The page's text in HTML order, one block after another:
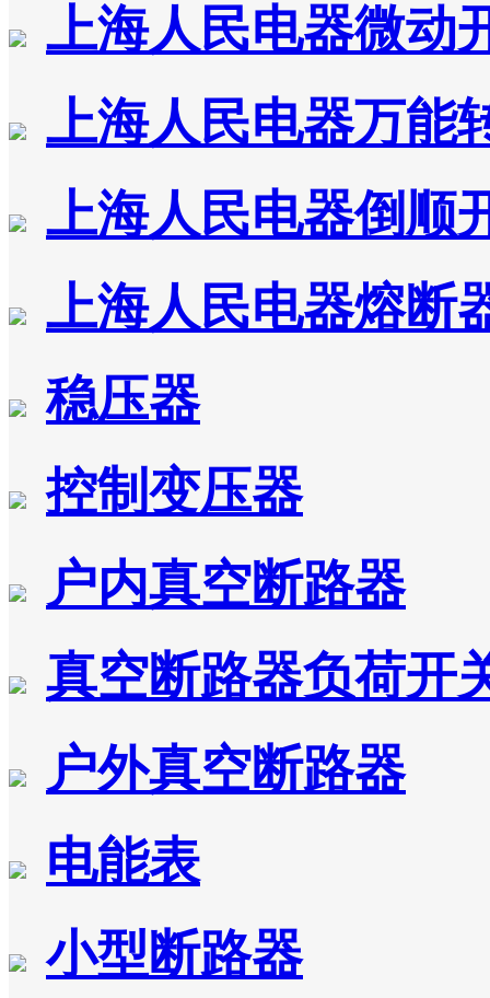
上海人民电器微动
上海人民电器万能
上海人民电器倒顺
上海人民电器熔断
稳压器
控制变压器
户内真空断路器
真空断路器负荷开
户外真空断路器
电能表
小型断路器